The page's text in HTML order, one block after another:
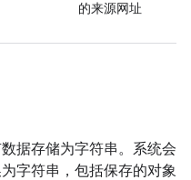
的来源网址
据存储为字符串。系统会
字符串，包括保存的对象